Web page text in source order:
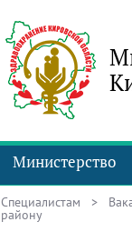
Министерство
Специалистам >
району